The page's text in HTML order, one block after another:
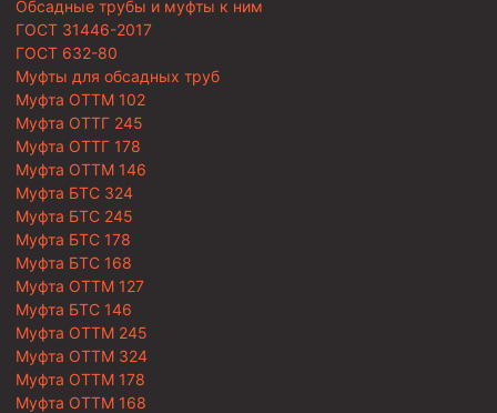
Обсадные трубы и муфты к ним
ГОСТ 31446-2017
ГОСТ 632-80
Муфты для обсадных труб
Муфта ОТТМ 102
Муфта ОТТГ 245
Муфта ОТТГ 178
Муфта ОТТМ 146
Муфта БТС 324
Муфта БТС 245
Муфта БТС 178
Муфта БТС 168
Муфта ОТТМ 127
Муфта БТС 146
Муфта ОТТМ 245
Муфта ОТТМ 324
Муфта ОТТМ 178
Муфта ОТТМ 168